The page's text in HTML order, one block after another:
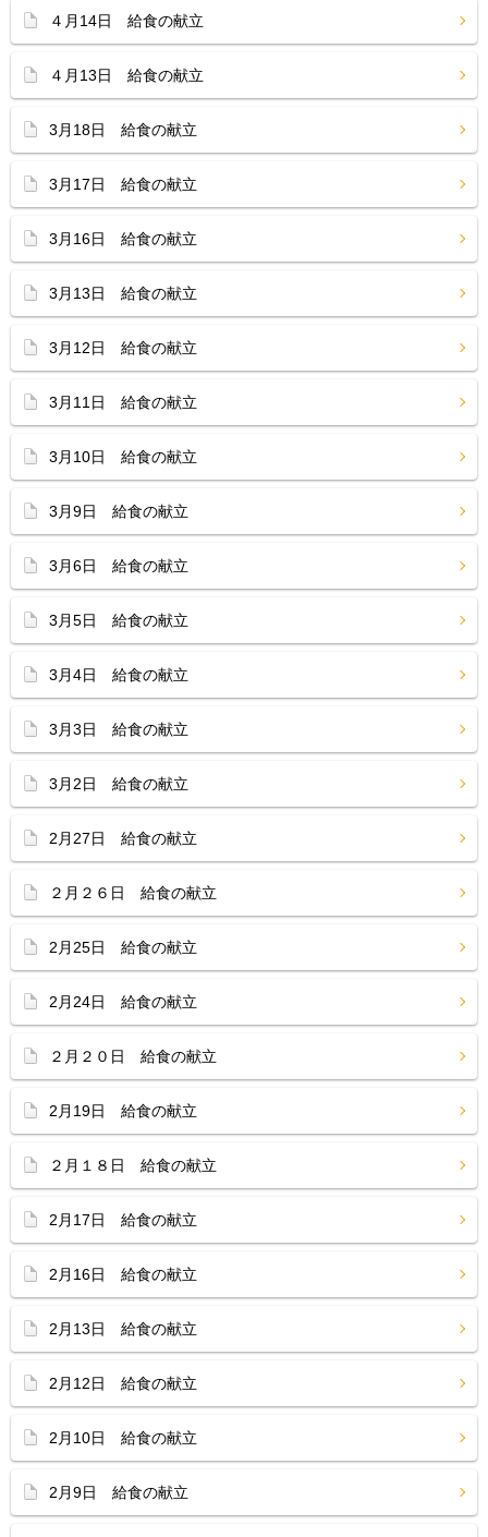
４月14日 給食の献立
４月13日 給食の献立
3月18日 給食の献立
3月17日 給食の献立
3月16日 給食の献立
3月13日 給食の献立
3月12日 給食の献立
3月11日 給食の献立
3月10日 給食の献立
3月9日 給食の献立
3月6日 給食の献立
3月5日 給食の献立
3月4日 給食の献立
3月3日 給食の献立
3月2日 給食の献立
2月27日 給食の献立
２月２６日 給食の献立
2月25日 給食の献立
2月24日 給食の献立
２月２０日 給食の献立
2月19日 給食の献立
２月１８日 給食の献立
2月17日 給食の献立
2月16日 給食の献立
2月13日 給食の献立
2月12日 給食の献立
2月10日 給食の献立
2月9日 給食の献立